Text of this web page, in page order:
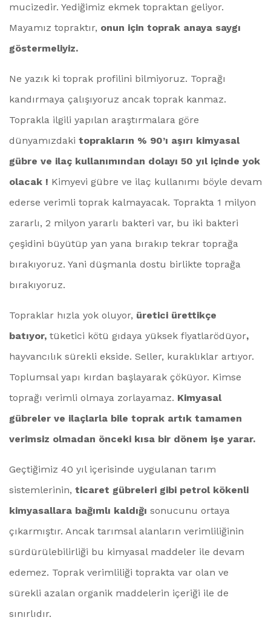
mucizedir. Yediğimiz ekmek topraktan geliyor.
Mayamız topraktır, onun için toprak anaya saygı
göstermeliyiz.
Ne yazık ki toprak profilini bilmiyoruz. Toprağı
kandırmaya çalışıyoruz ancak toprak kanmaz.
Toprakla ilgili yapılan araştırmalara göre
dünyamızdaki toprakların % 90’ı aşırı kimyasal
gübre ve ilaç kullanımından dolayı 50 yıl içinde yok
olacak ! Kimyevi gübre ve ilaç kullanımı böyle devam
ederse verimli toprak kalmayacak. Toprakta 1 milyon
zararlı, 2 milyon yararlı bakteri var, bu iki bakteri
çeşidini büyütüp yan yana bırakıp tekrar toprağa
bırakıyoruz. Yani düşmanla dostu birlikte toprağa
bırakıyoruz.
Topraklar hızla yok oluyor, üretici ürettikçe
batıyor, tüketici kötü gıdaya yüksek fiyatlarödüyor,
hayvancılık sürekli ekside. Seller, kuraklıklar artıyor.
Toplumsal yapı kırdan başlayarak çöküyor. Kimse
toprağı verimli olmaya zorlayamaz. Kimyasal
gübreler ve ilaçlarla bile toprak artık tamamen
verimsiz olmadan önceki kısa bir dönem işe yarar.
Geçtiğimiz 40 yıl içerisinde uygulanan tarım
sistemlerinin, ticaret gübreleri gibi petrol kökenli
kimyasallara bağımlı kaldığı sonucunu ortaya
çıkarmıştır. Ancak tarımsal alanların verimliliğinin
sürdürülebilirliği bu kimyasal maddeler ile devam
edemez. Toprak verimliliği toprakta var olan ve
sürekli azalan organik maddelerin içeriği ile de
sınırlıdır.